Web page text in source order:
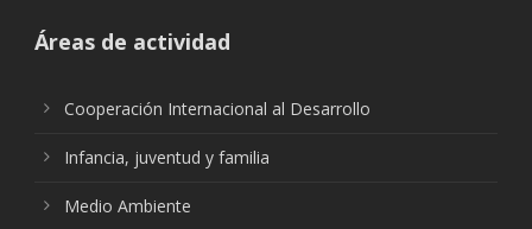
Áreas de actividad
Cooperación Internacional al Desarrollo
Infancia, juventud y familia
Medio Ambiente